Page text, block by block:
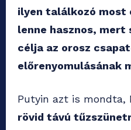
ilyen találkozó most
lenne hasznos,
célja az orosz
előrenyomulásának
Putyin azt is mondta,
rövid távú